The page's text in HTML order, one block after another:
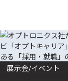
展示会/イベント